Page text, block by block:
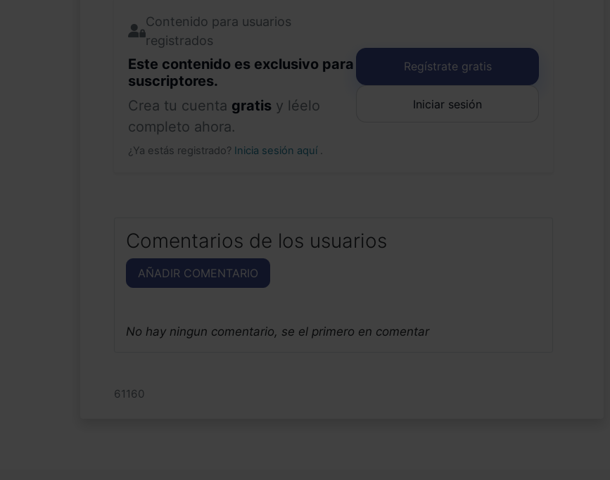
Contenido para usuarios
registrados
Este contenido es exclusivo para
suscriptores.
Crea tu cuenta gratis y léelo
completo ahora.
¿Ya estás registrado? Inicia sesión aquí .
Regístrate gratis
Iniciar sesión
Comentarios de los usuarios
AÑADIR COMENTARIO
No hay ningun comentario, se el primero en comentar
61160